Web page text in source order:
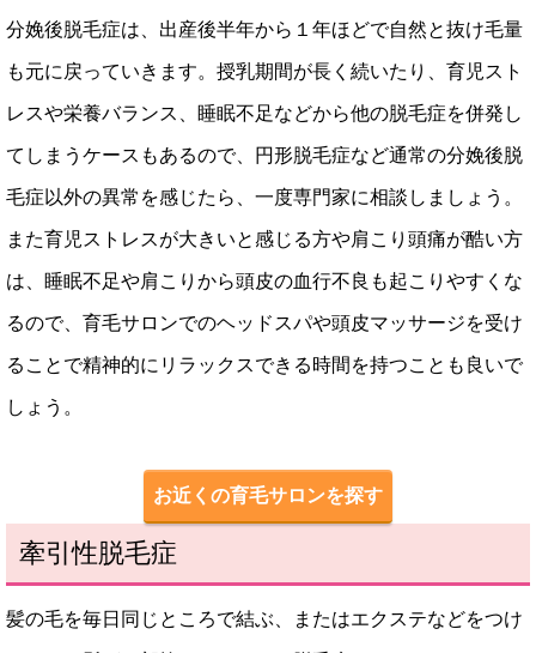
分娩後脱毛症は、出産後半年から１年ほどで自然と抜け毛量
も元に戻っていきます。授乳期間が長く続いたり、育児スト
レスや栄養バランス、睡眠不足などから他の脱毛症を併発し
てしまうケースもあるので、円形脱毛症など通常の分娩後脱
毛症以外の異常を感じたら、一度専門家に相談しましょう。
また育児ストレスが大きいと感じる方や肩こり頭痛が酷い方
は、睡眠不足や肩こりから頭皮の血行不良も起こりやすくな
るので、育毛サロンでのヘッドスパや頭皮マッサージを受け
ることで精神的にリラックスできる時間を持つことも良いで
しょう。
お近くの育毛サロンを探す
牽引性脱毛症
髪の毛を毎日同じところで結ぶ、またはエクステなどをつけ